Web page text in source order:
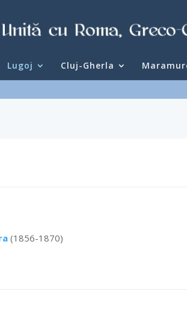
Lugoj Cluj-Gherla
(1856-1870)